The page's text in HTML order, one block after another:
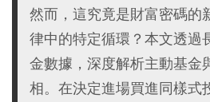
然而，這究竟是財富密碼的
律中的特定循環？本文透過
金數據，深度解析主動基金
相。在決定進場買進同樣式